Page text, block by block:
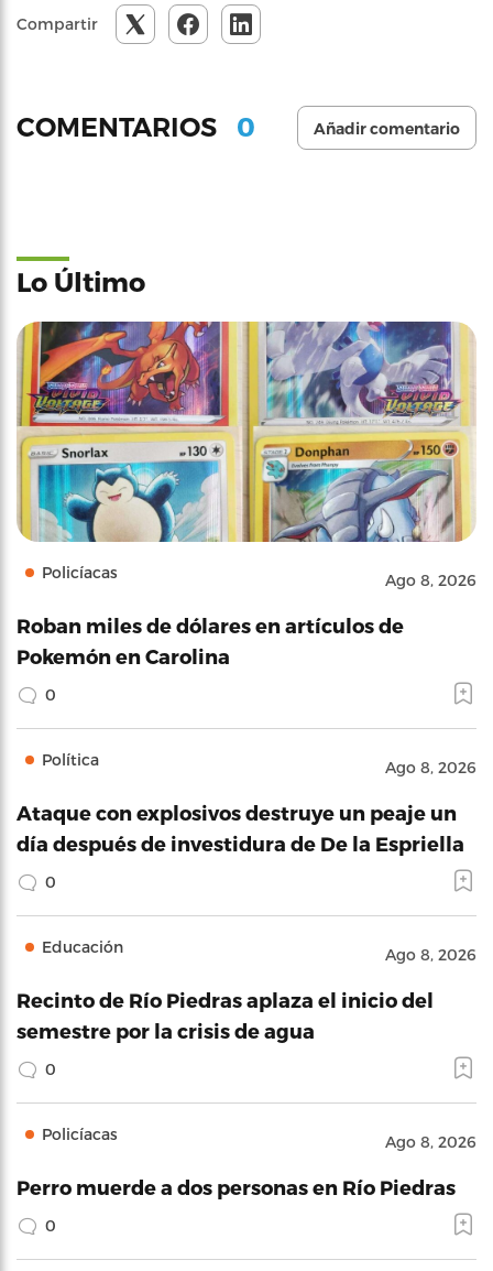
Compartir
COMENTARIOS 0 Añadir comentario
Lo Último
Policíacas Ago 8, 2026
Roban miles de dólares en artículos de
Pokemón en Carolina
0
Política Ago 8, 2026
Ataque con explosivos destruye un peaje un
día después de investidura de De la Espriella
0
Educación Ago 8, 2026
Recinto de Río Piedras aplaza el inicio del
semestre por la crisis de agua
0
Policíacas Ago 8, 2026
Perro muerde a dos personas en Río Piedras
0